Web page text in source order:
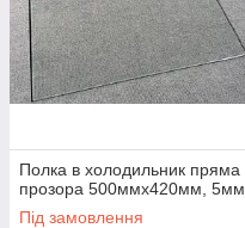
Полка в холодильник пряма
прозора 500ммх420мм, 5мм
Під замовлення